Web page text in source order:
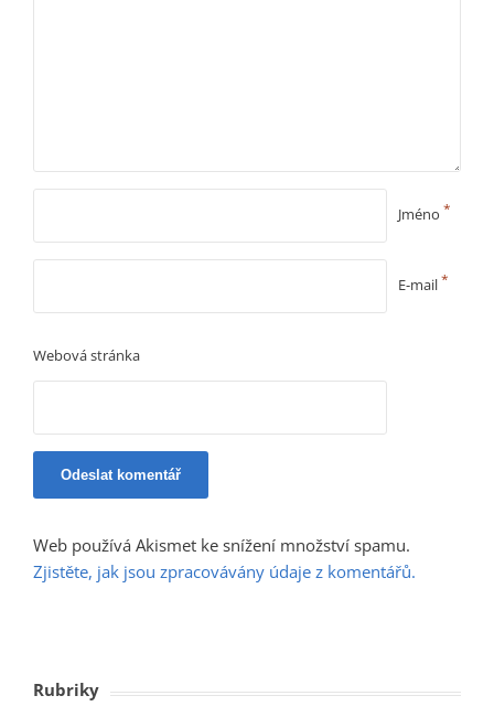
Jméno *
E-mail*
Webová stránka
Web používá Akismet ke snížení množství spamu.
Zjistěte, jak jsou zpracovávány údaje z komentářů.
Rubriky